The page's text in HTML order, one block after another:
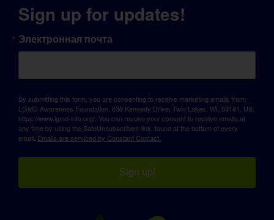
Sign up for updates!
Электронная почта
By submitting this form, you are consenting to receive marketing emails from:
LGMD Awareness Foundation, 638 Kennedy Drive, Twin Lakes, WI, 53181, US,
https://www.lgmd-info.org/. You can revoke your consent to receive emails at
any time by using the SafeUnsubscribe® link, found at the bottom of every
email. Emails are serviced by Constant Contact.
Sign up!